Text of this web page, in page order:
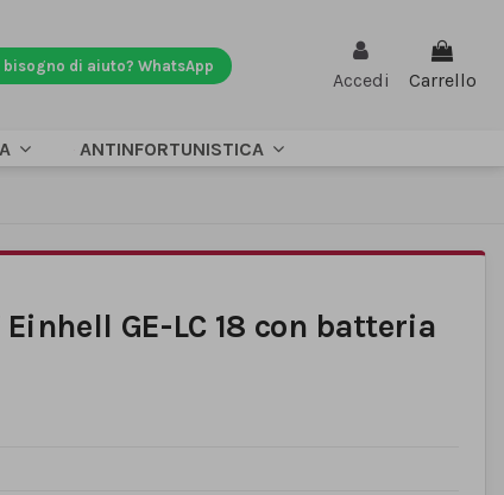
di aiuto? WhatsApp
Accedi Carrello
ANTINFORTUNISTICA
GE-LC 18 con batteria